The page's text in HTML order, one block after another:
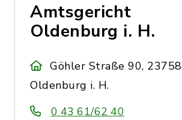
Amtsgericht
Oldenburg i. H.
Göhler Straße 90, 23758
Oldenburg i. H.
0 43 61/62 40